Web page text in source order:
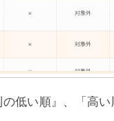
低い順』、「高